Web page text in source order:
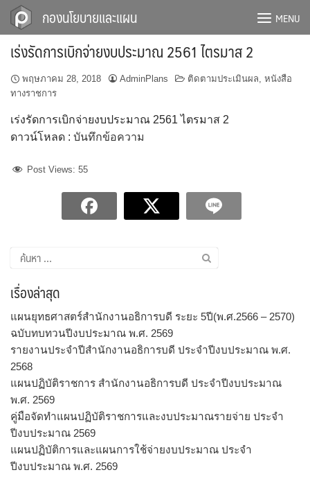
Skip
content
กองนโยบายและแผน MENU
เร่งรัดการเบิกจ่ายงบประมาณ 2561 ไตรมาส 2
พฤษภาคม 28, 2018 AdminPlans ติดตามประเมินผล, หนังสือ
ทางราชการ
เร่งรัดการเบิกจ่ายงบประมาณ 2561 ไตรมาส 2
ดาวน์โหลด : บันทึกข้อความ
Post Views: 55
ค้นหา
สำหรับ:
เรื่องล่าสุด
แผนยุทธศาสตร์สำนักงานอธิการบดี ระยะ 5ปี(พ.ศ.2566 – 2570)
ฉบับทบทวนปีงบประมาณ พ.ศ. 2569
รายงานประจำปีสำนักงานอธิการบดี ประจำปีงบประมาณ พ.ศ.
2568
แผนปฏิบัติราชการ สำนักงานอธิการบดี ประจำปีงบประมาณ
พ.ศ. 2569
คู่มือจัดทำแผนปฏิบัติราชการและงบประมาณรายจ่าย ประจำ
ปีงบประมาณ 2569
แผนปฏิบัติการและแผนการใช้จ่ายงบประมาณ ประจำ
ปีงบประมาณ พ.ศ. 2569